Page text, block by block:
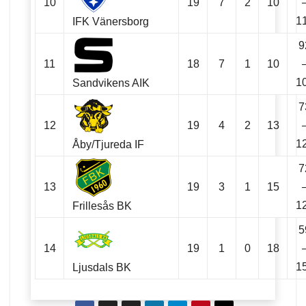
IFK Vänersborg
11
Sandvikens AIK
18 7 1 10
12
Åby/Tjureda IF
19 4 2 13
13
Frillesås BK
19 3 1 15
14
Ljusdals BK
19 1 0 18